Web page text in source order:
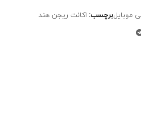
موبایلبرچسب: اکانت ریجن هند